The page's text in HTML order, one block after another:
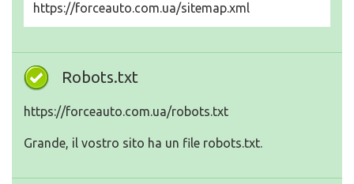
https://forceauto.com.ua/sitemap.xml
Robots.txt
https://forceauto.com.ua/robots.txt
Grande, il vostro sito ha un file robots.txt.